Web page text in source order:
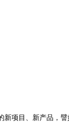
项目、新产品，